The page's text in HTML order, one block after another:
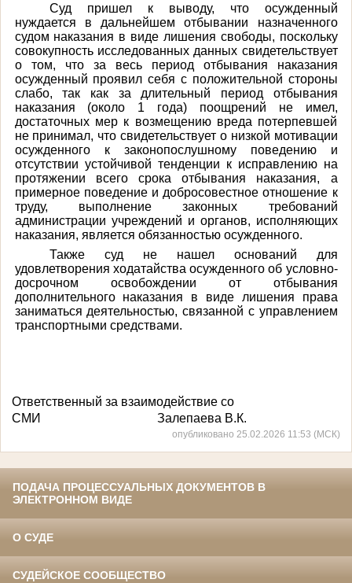
Суд пришел к выводу, что осужденный
нуждается в дальнейшем отбывании назначенного
судом наказания в виде лишения свободы, поскольку
совокупность исследованных данных свидетельствует
о том, что за весь период отбывания наказания
осужденный проявил себя с положительной стороны
слабо, так как за длительный период отбывания
наказания (около 1 года) поощрений не имел,
достаточных мер к возмещению вреда потерпевшей
не принимал, что свидетельствует о низкой мотивации
осужденного к законопослушному поведению и
отсутствии устойчивой тенденции к исправлению на
протяжении всего срока отбывания наказания, а
примерное поведение и добросовестное отношение к
труду, выполнение законных требований
администрации учреждений и органов, исполняющих
наказания, является обязанностью осужденного.
Также суд не нашел оснований для
удовлетворения ходатайства осужденного об условно-
досрочном освобождении от отбывания
дополнительного наказания в виде лишения права
заниматься деятельностью, связанной с управлением
транспортными средствами.
Ответственный за взаимодействие со
СМИ Залепаева В.К.
опубликовано 25.02.2026 11:53 (МСК)
ПОДАЧА ПРОЦЕССУАЛЬНЫХ ДОКУМЕНТОВ В
ЭЛЕКТРОННОМ ВИДЕ
О СУДЕ
СУДЕЙСКОЕ СООБЩЕСТВО